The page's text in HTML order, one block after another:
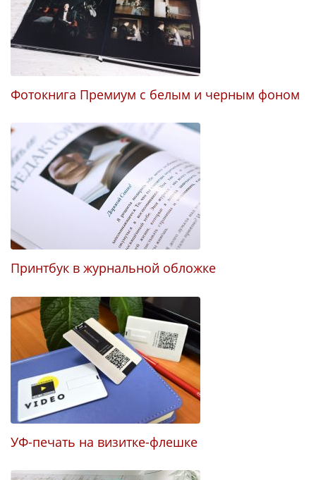
Фотокнига Премиум с белым и черным фоном
Принтбук в журнальной обложке
УФ-печать на визитке-флешке